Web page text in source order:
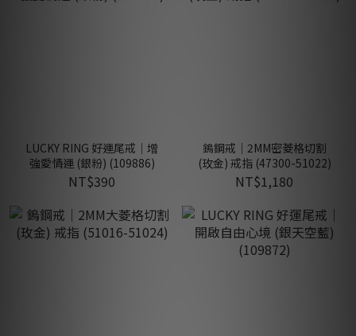
LUCKY RING 好運尾戒｜增
強愛情運 (銀粉) (109886)
NT$390
鎢鋼戒｜2MM密菱格切割
(玫金) 戒指 (47300-51022)
NT$1,180